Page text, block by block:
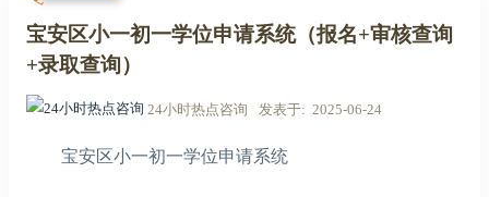
宝安区小一初一学位申请系统（报名+审核查询
+录取查询）
24小时热点咨询 发表于 2025-06-24
宝安区小一初一学位申请系统